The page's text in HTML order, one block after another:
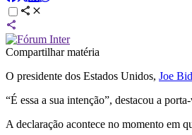
Compartilhar matéria
O presidente dos Estados Unidos, Joe
“É essa a sua intenção”, destacou a
A declaração acontece no momento em